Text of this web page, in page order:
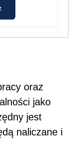
oraz
jako
jest
naliczane i